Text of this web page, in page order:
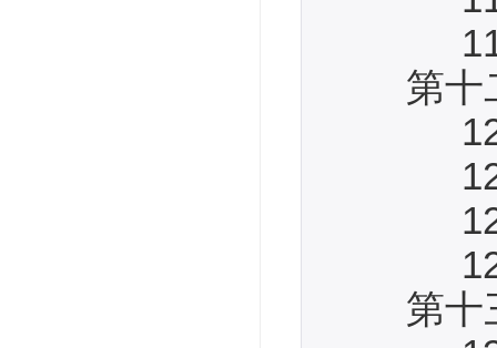
11.5
第十二
12.1
12.2
12.3
12.4
第十三